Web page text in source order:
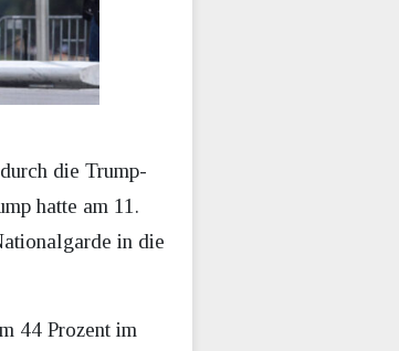
die Trump-
hatte am 11.
in die
44 Prozent im